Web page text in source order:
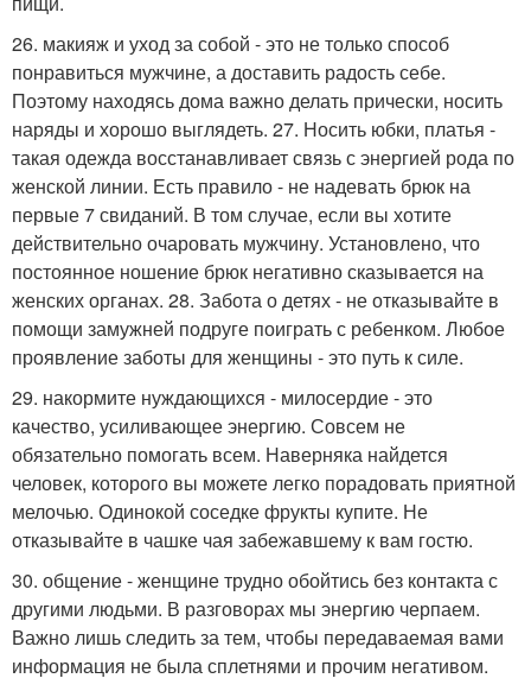
26. макияж и уход за собой - это не только способ
понравиться мужчине, а доставить радость себе.
Поэтому находясь дома важно делать прически, носить
наряды и хорошо выглядеть. 27. Носить юбки, платья -
такая одежда восстанавливает связь с энергией рода по
женской линии. Есть правило - не надевать брюк на
первые 7 свиданий. В том случае, если вы хотите
действительно очаровать мужчину. Установлено, что
постоянное ношение брюк негативно сказывается на
женских органах. 28. Забота о детях - не отказывайте в
помощи замужней подруге поиграть с ребенком. Любое
проявление заботы для женщины - это путь к силе.
29. накормите нуждающихся - милосердие - это
качество, усиливающее энергию. Совсем не
обязательно помогать всем. Наверняка найдется
человек, которого вы можете легко порадовать приятной
мелочью. Одинокой соседке фрукты купите. Не
отказывайте в чашке чая забежавшему к вам гостю.
30. общение - женщине трудно обойтись без контакта с
другими людьми. В разговорах мы энергию черпаем.
Важно лишь следить за тем, чтобы передаваемая вами
информация не была сплетнями и прочим негативом.